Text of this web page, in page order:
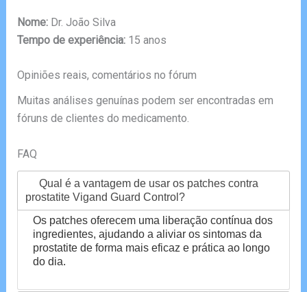
Nome:Dr. João Silva
Tempo de experiência:15 anos
Opiniões reais, comentários no fórum
Muitas análises genuínas podem ser encontradas em
fóruns de clientes do medicamento.
FAQ
Qual é a vantagem de usar os patches contra
prostatite Vigand Guard Control?
Os patches oferecem uma liberação contínua dos
ingredientes, ajudando a aliviar os sintomas da
prostatite de forma mais eficaz e prática ao longo
do dia.